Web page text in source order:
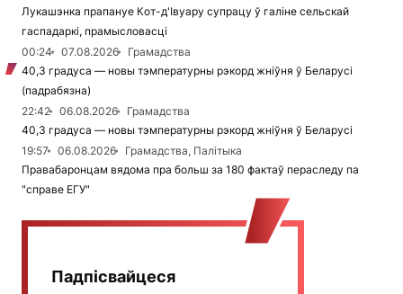
Лукашэнка прапануе Кот-д'Івуару супрацу ў галіне сельскай
гаспадаркі, прамысловасці
00:24
07.08.2026
Грамадства
40,3 градуса — новы тэмпературны рэкорд жніўня ў Беларусі
(падрабязна)
22:42
06.08.2026
Грамадства
40,3 градуса — новы тэмпературны рэкорд жніўня ў Беларусі
19:57
06.08.2026
Грамадства, Палітыка
Правабаронцам вядома пра больш за 180 фактаў пераследу па
"справе ЕГУ"
Падпісвайцеся